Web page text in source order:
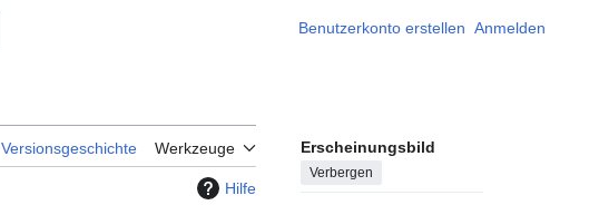
Benutzerkonto erstellen Anmelden
Versionsgeschichte Werkzeuge Erscheinungsbild
Verbergen
Hilfe